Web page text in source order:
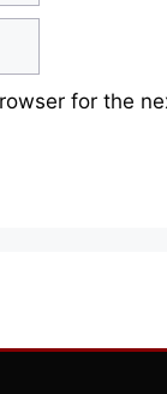
for the